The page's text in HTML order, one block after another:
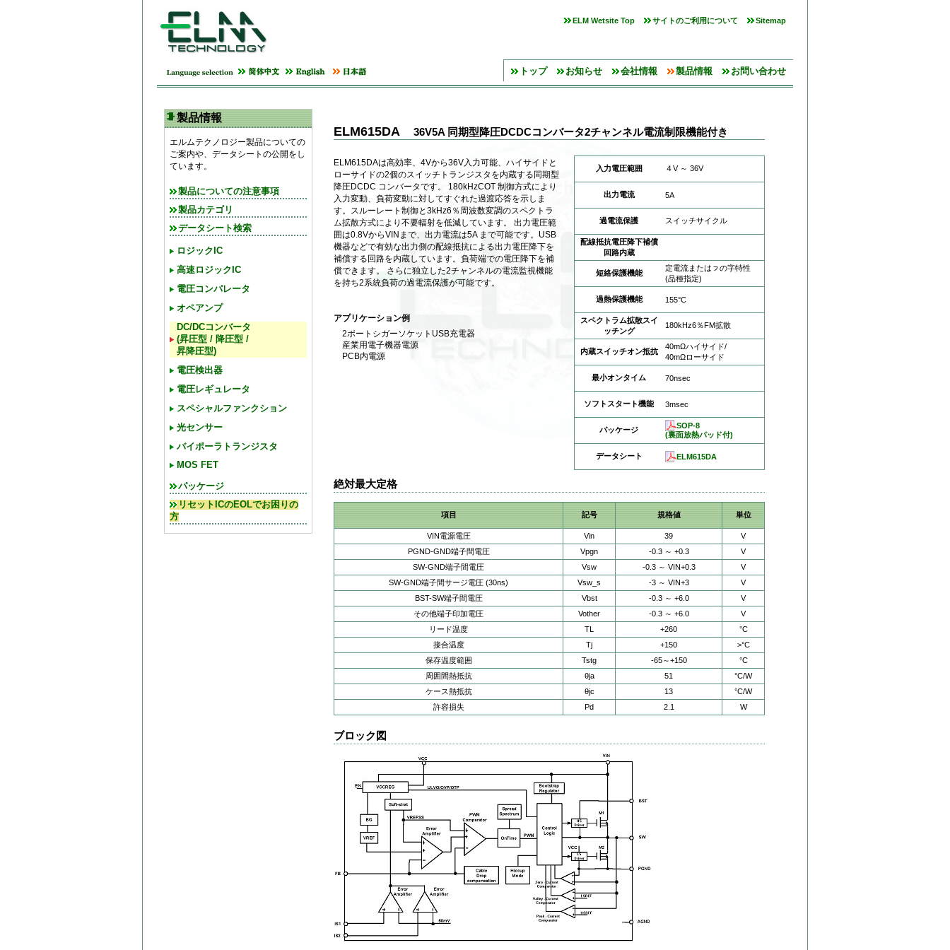
ELM Wetsite Top サイトのご利用について Sitemap
トップ お知らせ 会社情報 製品情報 お問い合わせ
製品情報
エルムテクノロジー製品についての
ご案内や、データシートの公開をし
ています。
製品についての注意事項
製品カテゴリ
データシート検索
ロジックIC
高速ロジックIC
電圧コンパレータ
オペアンプ
DC/DCコンバータ
(昇圧型 / 降圧型 /
昇降圧型)
電圧検出器
電圧レギュレータ
スペシャルファンクション
光センサー
バイポーラトランジスタ
MOS FET
パッケージ
リセットICのEOLでお困りの
方
ELM615DA 36V5A 同期型降圧DCDCコンバータ2チャンネル電流制限機能付き
ELM615DAは高効率、4Vから36V入力可能、ハイサイドと
ローサイドの2個のスイッチトランジスタを内蔵する同期型
降圧DCDC コンバータです。 180kHzCOT 制御方式により
入力変動、負荷変動に対してすぐれた過渡応答を示しま
す。スルーレート制御と3kHz6％周波数変調のスペクトラ
ム拡散方式により不要輻射を低減しています。 出力電圧範
囲は0.8VからVINまで、出力電流は5A まで可能です。USB
機器などで有効な出力側の配線抵抗による出力電圧降下を
補償する回路を内蔵しています。負荷端での電圧降下を補
償できます。 さらに独立した2チャンネルの電流監視機能
を持ち2系統負荷の過電流保護が可能です。
入力電圧範囲 ４V ～ 36V
出力電流 5A
過電流保護 スイッチサイクル
配線抵抗電圧降下補償
回路内蔵
短絡保護機能
定電流またはㇷの字特性
(品種指定)
過熱保護機能 155°C
スペクトラム拡散スイ
ッチング
180kHz6％FM拡散
内蔵スイッチオン抵抗
40mΩハイサイド/
40mΩローサイド
最小オンタイム 70nsec
ソフトスタート機能 3msec
パッケージ
SOP-8
(裏面放熱パッド付)
データシート ELM615DA
アプリケーション例
2ポートシガーソケットUSB充電器
産業用電子機器電源
PCB内電源
絶対最大定格
項目 記号 規格値 単位
VIN電源電圧 Vin 39
V
PGND-GND端子間電圧
Vpgn -0.3 ～ +0.3
V
SW-GND端子間電圧
Vsw -0.3 ～ VIN+0.3
V
SW-GND端子間サージ電圧 (30ns)
Vsw_s -3 ～ VIN+3
V
BST-SW端子間電圧
Vbst -0.3 ～ +6.0
V
その他端子印加電圧
Vother -0.3 ～ +6.0
V
リード温度
TL +260
°C
接合温度
Tj +150
>°C
保存温度範囲
Tstg -65～+150
°C
周囲間熱抵抗
θja 51
°C/W
ケース熱抵抗
θjc 13
°C/W
許容損失
Pd 2.1 W
ブロック図